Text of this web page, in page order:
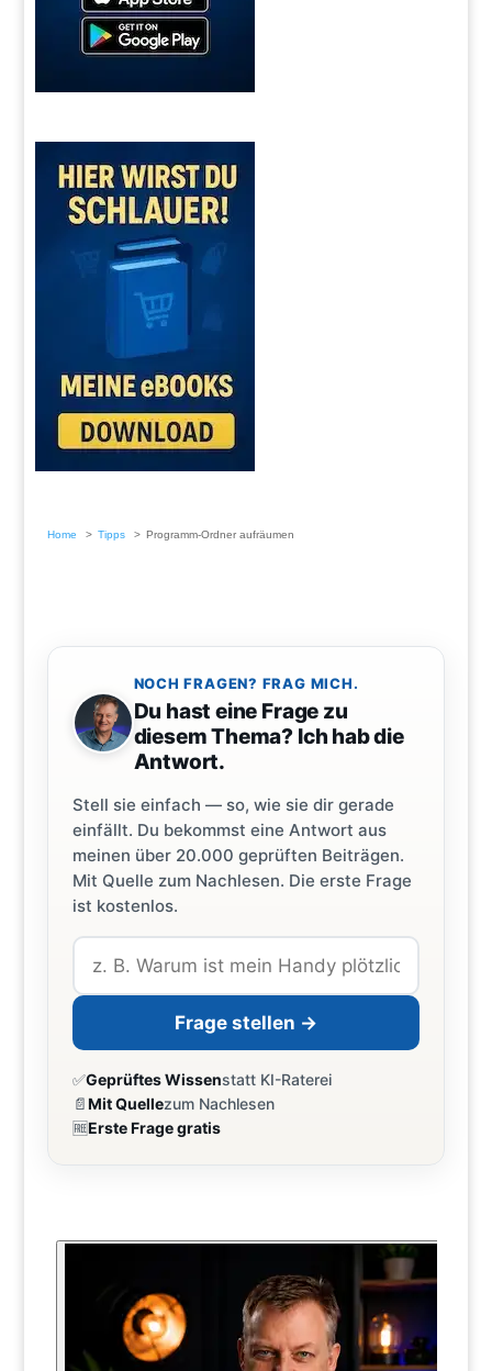
Home Tipps Programm-Ordner aufräumen
NOCH FRAGEN? FRAG MICH.
Du hast eine Frage zu
diesem Thema? Ich hab die
Antwort.
Stell sie einfach — so, wie sie dir gerade
einfällt. Du bekommst eine Antwort aus
meinen über 20.000 geprüften Beiträgen.
Mit Quelle zum Nachlesen. Die erste Frage
ist kostenlos.
Frage stellen →
✅Geprüftes Wissenstatt KI-Raterei
📄Mit Quellezum Nachlesen
🆓Erste Frage gratis